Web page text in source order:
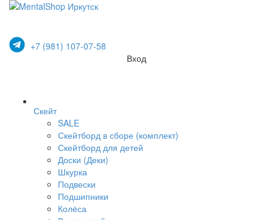
+7 (981) 107-07-58
Вход
Скейт
SALE
Скейтборд в сборе (комплект)
Скейтборд для детей
Доски (Деки)
Шкурка
Подвески
Подшипники
Колёса